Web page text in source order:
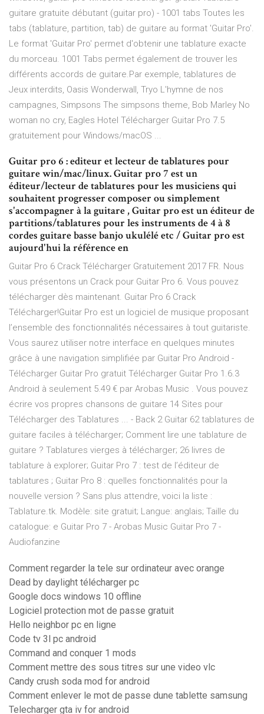
guitare gratuite débutant (guitar pro) - 1001 tabs Toutes les
tabs (tablature, partition, tab) de guitare au format 'Guitar Pro'.
Le format 'Guitar Pro' permet d'obtenir une tablature exacte
du morceau. 1001 Tabs permet également de trouver les
différents accords de guitare.Par exemple, tablatures de
Jeux interdits, Oasis Wonderwall, Tryo L'hymne de nos
campagnes, Simpsons The simpsons theme, Bob Marley No
woman no cry, Eagles Hotel Télécharger Guitar Pro 7.5
gratuitement pour Windows/macOS ...
Guitar pro 6 : editeur et lecteur de tablatures pour
guitare win/mac/linux. Guitar pro 7 est un
éditeur/lecteur de tablatures pour les musiciens qui
souhaitent progresser composer ou simplement
s'accompagner à la guitare , Guitar pro est un éditeur de
partitions/tablatures pour les instruments de 4 à 8
cordes guitare basse banjo ukulélé etc / Guitar pro est
aujourd'hui la référence en
Guitar Pro 6 Crack Télécharger Gratuitement 2017 FR. Nous
vous présentons un Crack pour Guitar Pro 6. Vous pouvez
télécharger dès maintenant. Guitar Pro 6 Crack
Télécharger!Guitar Pro est un logiciel de musique proposant
l’ensemble des fonctionnalités nécessaires à tout guitariste.
Vous saurez utiliser notre interface en quelques minutes
grâce à une navigation simplifiée par Guitar Pro Android -
Télécharger Guitar Pro gratuit Télécharger Guitar Pro 1.6.3
Android à seulement 5.49 € par Arobas Music . Vous pouvez
écrire vos propres chansons de guitare 14 Sites pour
Télécharger des Tablatures ... - Back 2 Guitar 62 tablatures de
guitare faciles à télécharger; Comment lire une tablature de
guitare ? Tablatures vierges à télécharger; 26 livres de
tablature à explorer; Guitar Pro 7 : test de l’éditeur de
tablatures ; Guitar Pro 8 : quelles fonctionnalités pour la
nouvelle version ? Sans plus attendre, voici la liste :
Tablature.tk. Modèle: site gratuit; Langue: anglais; Taille du
catalogue: e Guitar Pro 7 - Arobas Music Guitar Pro 7 -
Audiofanzine
Comment regarder la tele sur ordinateur avec orange
Dead by daylight télécharger pc
Google docs windows 10 offline
Logiciel protection mot de passe gratuit
Hello neighbor pc en ligne
Code tv 3l pc android
Command and conquer 1 mods
Comment mettre des sous titres sur une video vlc
Candy crush soda mod for android
Comment enlever le mot de passe dune tablette samsung
Telecharger gta iv for android